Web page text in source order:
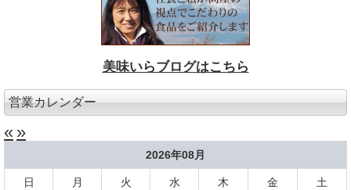
美味いらブログはこちら
営業カレンダー
« »
2026年08月
日 月 火 水 木 金 土